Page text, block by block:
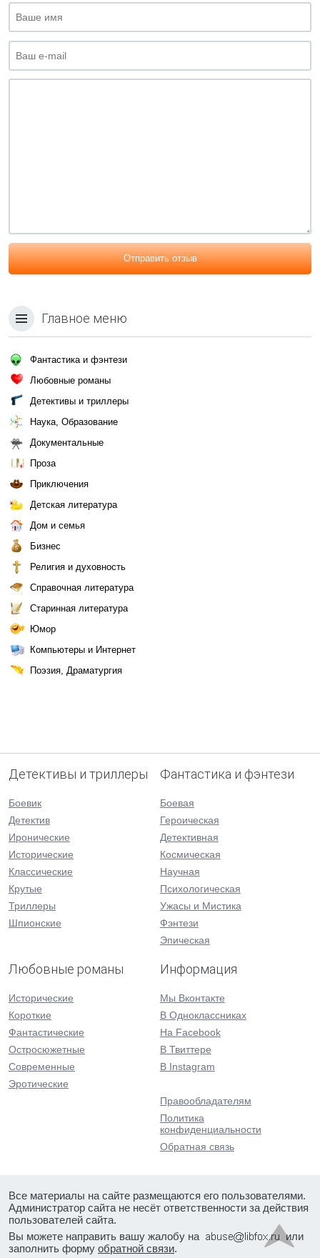
Отправить отзыв
Главное меню
Фантастика и фэнтези
Любовные романы
Детективы и триллеры
Наука, Образование
Документальные
Проза
Приключения
Детская литература
Дом и семья
Бизнес
Религия и духовность
Справочная литература
Старинная литература
Юмор
Компьютеры и Интернет
Поэзия, Драматургия
Детективы и триллеры
Боевик
Детектив
Иронические
Исторические
Классические
Крутые
Триллеры
Шпионские
Фантастика и фэнтези
Боевая
Героическая
Детективная
Космическая
Научная
Психологическая
Ужасы и Мистика
Фэнтези
Эпическая
Любовные романы
Исторические
Короткие
Фантастические
Остросюжетные
Современные
Эротические
Информация
Мы Вконтакте
В Одноклассниках
На Facebook
В Твиттере
В Instagram
Правообладателям
Политика
конфиденциальности
Обратная связь
Все материалы на сайте размещаются его пользователями.
Администратор сайта не несёт ответственности за действия
пользователей сайта.
Вы можете направить вашу жалобу на
или
заполнить форму обратной связи.